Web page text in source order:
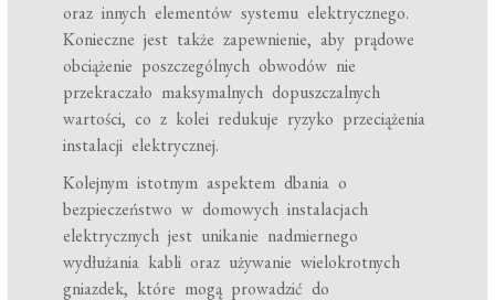
oraz innych elementów systemu elektrycznego.
Konieczne jest także zapewnienie, aby prądowe
obciążenie poszczególnych obwodów nie
przekraczało maksymalnych dopuszczalnych
wartości, co z kolei redukuje ryzyko przeciążenia
instalacji elektrycznej.
Kolejnym istotnym aspektem dbania o
bezpieczeństwo w domowych instalacjach
elektrycznych jest unikanie nadmiernego
wydłużania kabli oraz używanie wielokrotnych
gniazdek, które mogą prowadzić do